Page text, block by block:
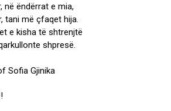
në ëndërrat e mia,
tani më çfaqet hija.
e kisha të shtrenjtë
shpresë.